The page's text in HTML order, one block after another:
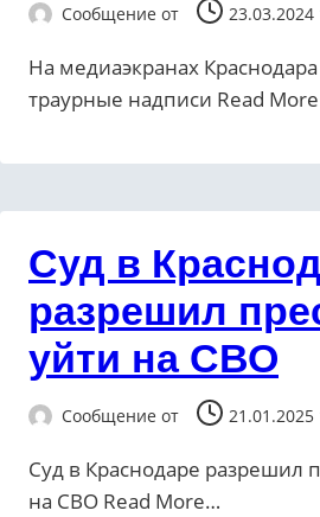
Сообщение от 23.03.2024
На медиаэкранах
траурные надписи ​Read
Суд в
разрешил
уйти на СВО
Сообщение от 21.01.2025
Суд в Краснодаре разрешил
на СВО ​Read More…